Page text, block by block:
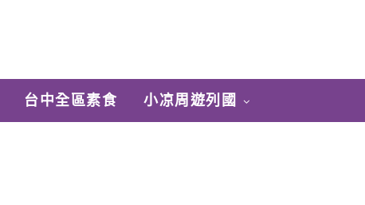
台中全區素食 小凉周遊列國